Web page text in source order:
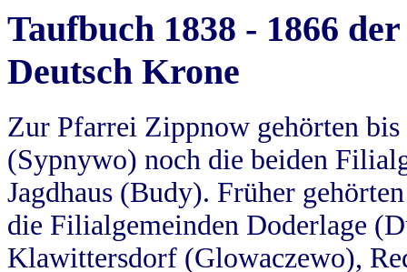
Taufbuch 1838 - 1866
Deutsch Krone
Zur Pfarrei Zippnow gehörten
(Sypnywo) noch die beiden
Jagdhaus (Budy). Früher
die Filialgemeinden Doderlage
Klawittersdorf (Glowaczewo),